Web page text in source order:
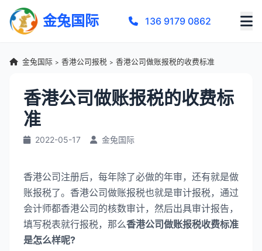
金兔国际 136 9179 0862
金兔国际 > 香港公司报税 > 香港公司做账报税的收费标准
香港公司做账报税的收费标
准
2022-05-17 金兔国际
香港公司注册后，每年除了必做的年审，还有就是做
账报税了。香港公司做账报税也就是审计报税，通过
会计师都香港公司的核数审计，然后出具审计报告，
填写税表就行报税，那么香港公司做账报税收费标准
是怎么样呢?